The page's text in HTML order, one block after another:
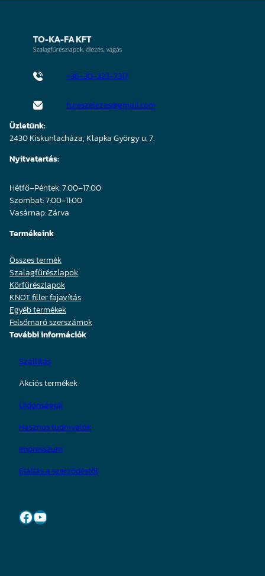
+36-30-323-7317
fureszelezes@gmail.com
Üzletünk:
2430 Kiskunlacháza, Klapka György u. 7.
Nyitvatartás:
Hétfő–Péntek: 7:00–17:00
Szombat: 7:00-11:00
Vasárnap: Zárva
Termékeink
Összes termék
Szalagfűrészlapok
Körfűrészlapok
KNOT filler fajavítás
Egyéb termékek
Felsőmaró szerszámok
További információk
Szállítás
Akciós termékek
Újdonságok
Hasznos tudnivalók
Impresszum
Elállás a szerződéstől
Facebook YouTube